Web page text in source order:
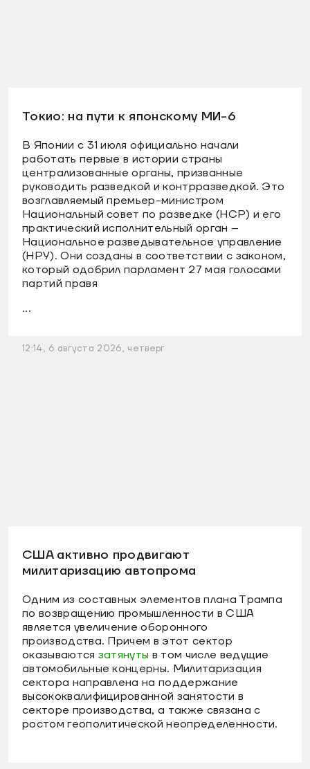
Токио: на пути к японскому МИ-6
В Японии с 31 июля официально начали
работать первые в истории страны
централизованные органы, призванные
руководить разведкой и контрразведкой. Это
возглавляемый премьер-министром
Национальный совет по разведке (НСР) и его
практический исполнительный орган –
Национальное разведывательное управление
(НРУ). Они созданы в соответствии с законом,
который одобрил парламент 27 мая голосами
партий правя
...
12:14, 6 августа 2026, четверг
США активно продвигают
милитаризацию автопрома
Одним из составных элементов плана Трампа
по возвращению промышленности в США
является увеличение оборонного
производства. Причем в этот сектор
оказываются затянуты в том числе ведущие
автомобильные концерны. Милитаризация
сектора направлена на поддержание
высококвалифицированной занятости в
секторе производства, а также связана с
ростом геополитической неопределенности.